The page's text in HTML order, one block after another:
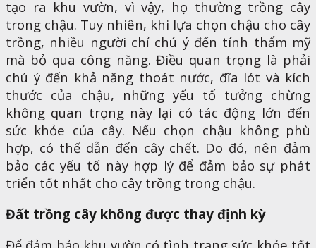
tạo ra khu vườn, vì vậy, họ thường trồng cây
trong chậu. Tuy nhiên, khi lựa chọn chậu cho cây
trồng, nhiều người chỉ chú ý đến tính thẩm mỹ
mà bỏ qua công năng. Điều quan trọng là phải
chú ý đến khả năng thoát nước, đĩa lót và kích
thước của chậu, những yếu tố tưởng chừng
không quan trọng này lại có tác động lớn đến
sức khỏe của cây. Nếu chọn chậu không phù
hợp, có thể dẫn đến cây chết. Do đó, nên đảm
bảo các yếu tố này hợp lý để đảm bảo sự phát
triển tốt nhất cho cây trồng trong chậu.
Đất trồng cây không được thay định kỳ
Để đảm bảo khu vườn có tình trạng sức khỏe tốt